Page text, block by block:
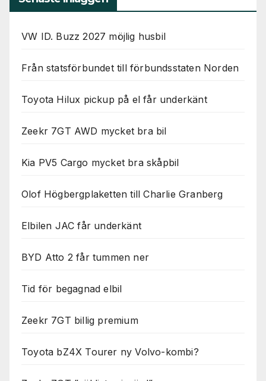
VW ID. Buzz 2027 möjlig husbil
Från statsförbundet till förbundsstaten Norden
Toyota Hilux pickup på el får underkänt
Zeekr 7GT AWD mycket bra bil
Kia PV5 Cargo mycket bra skåpbil
Olof Högbergplaketten till Charlie Granberg
Elbilen JAC får underkänt
BYD Atto 2 får tummen ner
Tid för begagnad elbil
Zeekr 7GT billig premium
Toyota bZ4X Tourer ny Volvo-kombi?